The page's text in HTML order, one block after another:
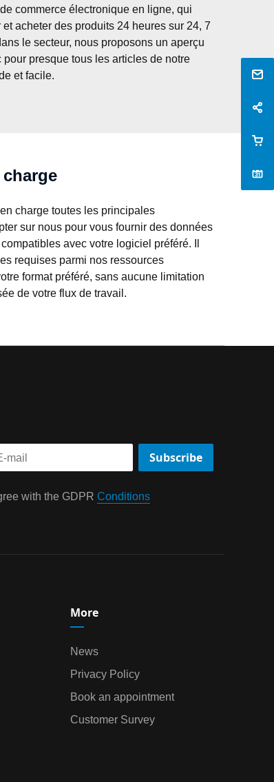
commerce électronique en ligne, qui
acheter des produits 24 heures sur 24, 7
le secteur, nous proposons un aperçu
presque tous les articles de notre
et facile.
charge toutes les principales
sur nous pour vous fournir des données
avec votre logiciel préféré. Il
requises parmi nos ressources
format préféré, sans aucune limitation
de votre flux de travail.
Subscribe
with the GDPR Conditions
More
News
Privacy Policy
Book an appointment
Customer Survey